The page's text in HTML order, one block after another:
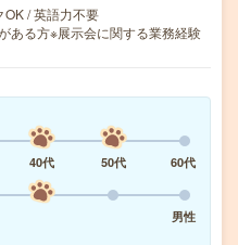
OK / 英語力不要
ある方※展示会に関する業務経験
40代 50代
60代
男性